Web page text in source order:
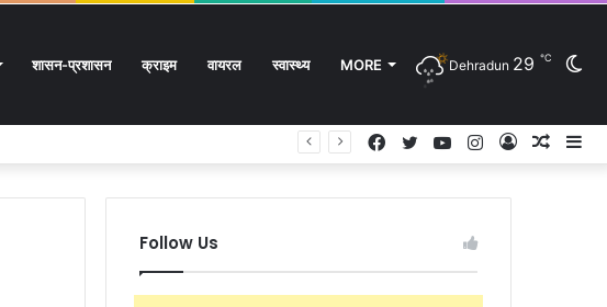
शासन-प्रशासन क्राइम वायरल स्वास्थ्य MORE Dehradun 29 ℃
Log
Instagram
YouTube
Twitter
Facebook
Follow Us